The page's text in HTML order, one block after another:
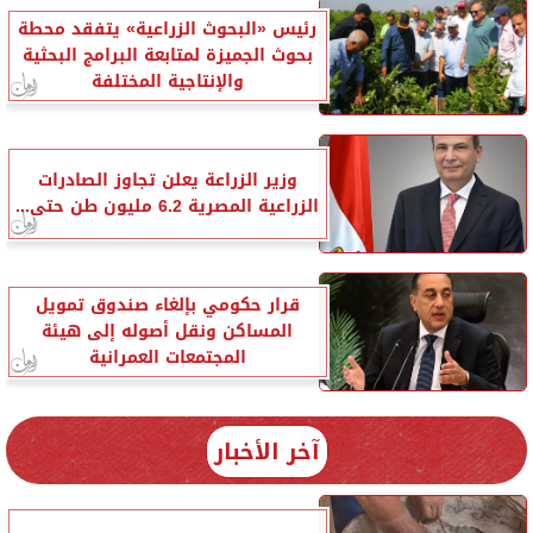
رئيس «البحوث الزراعية» يتفقد محطة
بحوث الجميزة لمتابعة البرامج البحثية
والإنتاجية المختلفة
وزير الزراعة يعلن تجاوز الصادرات
الزراعية المصرية 6.2 مليون طن حتى...
قرار حكومي بإلغاء صندوق تمويل
المساكن ونقل أصوله إلى هيئة
المجتمعات العمرانية
آخر الأخبار